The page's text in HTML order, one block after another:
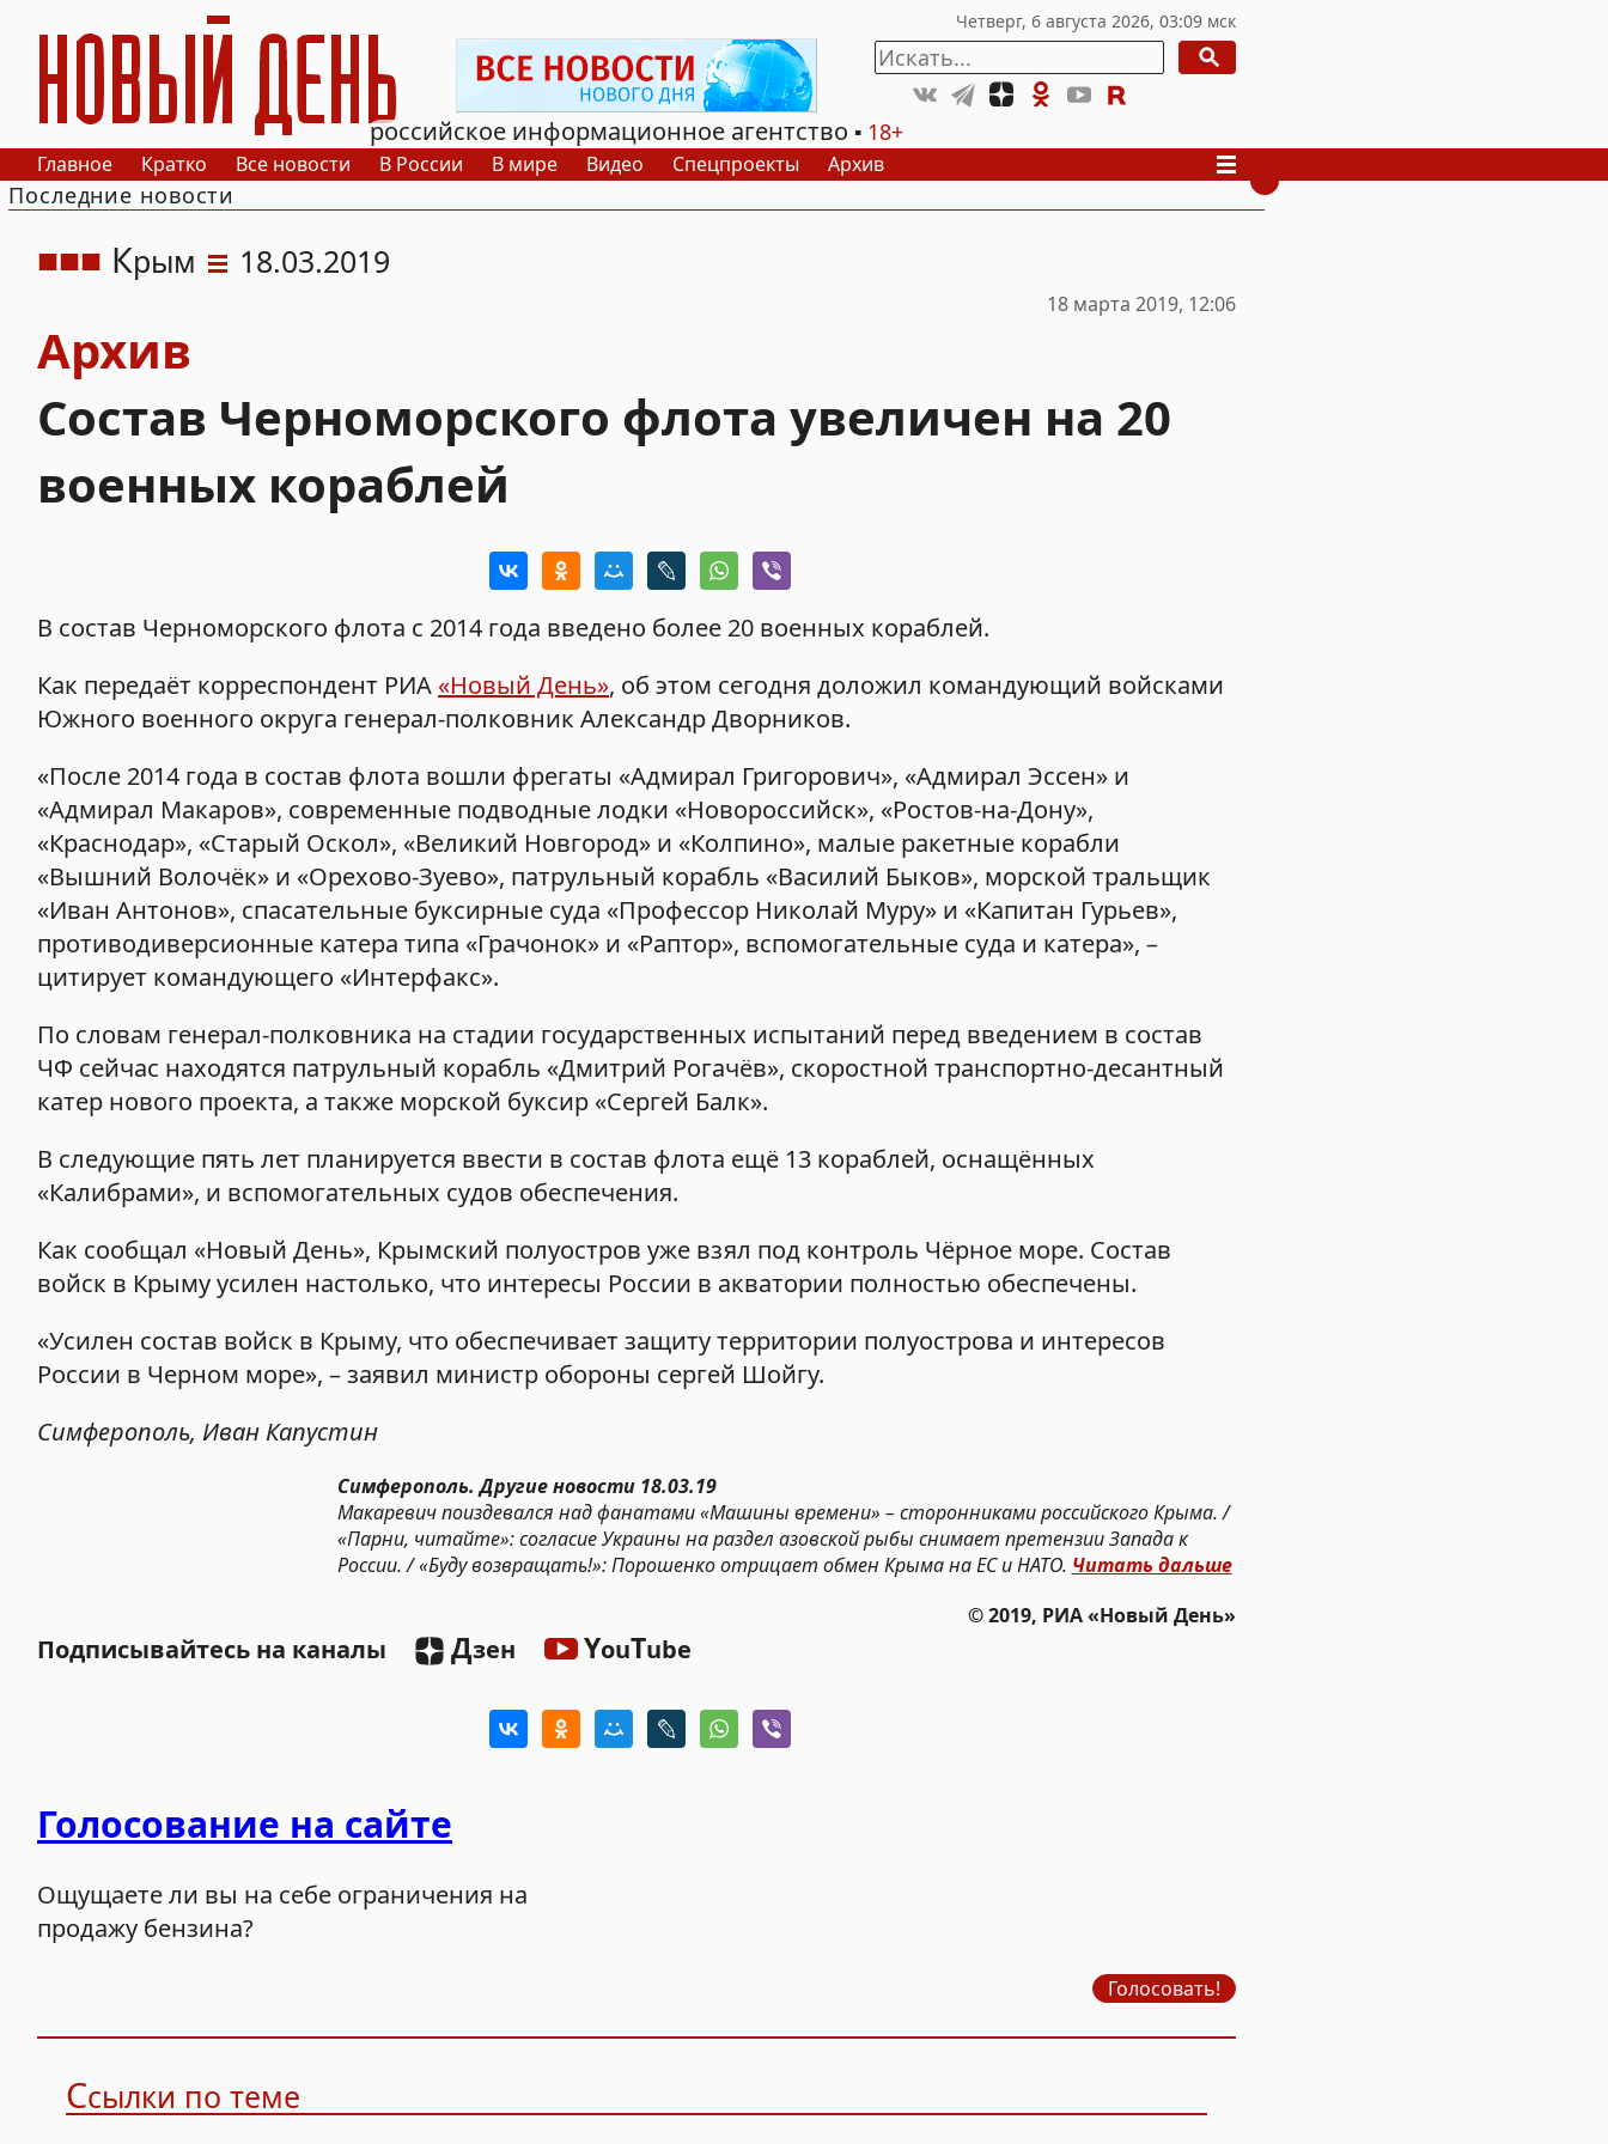
РИА Новый День
российское информационное агентство
18+
Главное Кратко Все новости В России В мире Видео Спецпроекты Архив
Последние новости
Крым 18.03.2019
18 марта 2019, 12:06
Архив
Состав Черноморского флота увеличен на 20
военных кораблей
В состав Черноморского флота с 2014 года введено более 20 военных кораблей.
Как передаёт корреспондент РИА«Новый День», об этом сегодня доложил командующий войсками
Южного военного округа генерал-полковник Александр Дворников.
«После 2014 года в состав флота вошли фрегаты «Адмирал Григорович», «Адмирал Эссен» и
«Адмирал Макаров», современные подводные лодки «Новороссийск», «Ростов-на-Дону»,
«Краснодар», «Старый Оскол», «Великий Новгород» и «Колпино», малые ракетные корабли
«Вышний Волочёк» и «Орехово-Зуево», патрульный корабль «Василий Быков», морской тральщик
«Иван Антонов», спасательные буксирные суда «Профессор Николай Муру» и «Капитан Гурьев»,
противодиверсионные катера типа «Грачонок» и «Раптор», вспомогательные суда и катера», –
цитирует командующего «Интерфакс».
По словам генерал-полковника на стадии государственных испытаний перед введением в состав
ЧФ сейчас находятся патрульный корабль «Дмитрий Рогачёв», скоростной транспортно-десантный
катер нового проекта, а также морской буксир «Сергей Балк».
В следующие пять лет планируется ввести в состав флота ещё 13 кораблей, оснащённых
«Калибрами», и вспомогательных судов обеспечения.
Как сообщал «Новый День», Крымский полуостров уже взял под контроль Чёрное море. Состав
войск в Крыму усилен настолько, что интересы России в акватории полностью обеспечены.
«Усилен состав войск в Крыму, что обеспечивает защиту территории полуострова и интересов
России в Черном море», – заявил министр обороны сергей Шойгу.
Симферополь, Иван Капустин
Симферополь. Другие новости 18.03.19
Макаревич поиздевался над фанатами «Машины времени» – сторонниками российского Крыма. /
«Парни, читайте»: согласие Украины на раздел азовской рыбы снимает претензии Запада к
России. / «Буду возвращать!»: Порошенко отрицает обмен Крыма на ЕС и НАТО. Читать дальше
© 2019, РИА «Новый День»
Подписывайтесь на каналы Дзен YouTube
Голосование на сайте
Ощущаете ли вы на себе ограничения на
продажу бензина?
Голосовать!
Ссылки по теме